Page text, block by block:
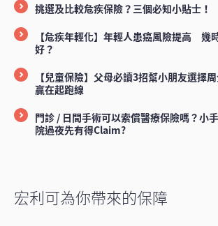
挑選及比較危疾保險？三個必知小貼士！
【危疾年輕化】年輕人患癌風險提高 幾
好？
【兒童保險】父母必讀3招幫小朋友選擇
贏在起跑線
門診 / 日間手術可以索償醫療保險嗎？小
院過夜先有得Claim?
宏利可為你帶來的保障